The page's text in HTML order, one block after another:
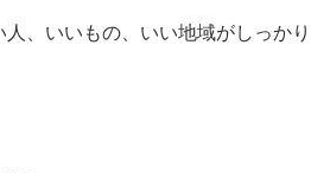
、いいもの、いい地域がしっかり